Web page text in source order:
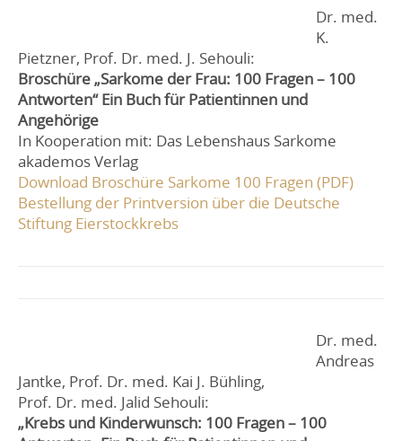
Dr. med.
K.
Pietzner, Prof. Dr. med. J. Sehouli:
Broschüre „Sarkome der Frau: 100 Fragen – 100
Antworten“ Ein Buch für Patientinnen und
Angehörige
In Kooperation mit: Das Lebenshaus Sarkome
akademos Verlag
Download Broschüre Sarkome 100 Fragen (PDF)
Bestellung der Printversion über die Deutsche
Stiftung Eierstockkrebs
Dr. med.
Andreas
Jantke, Prof. Dr. med. Kai J. Bühling,
Prof. Dr. med. Jalid Sehouli:
„Krebs und Kinderwunsch: 100 Fragen – 100